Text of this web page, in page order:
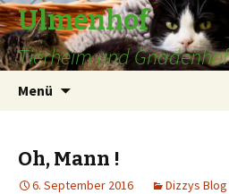
Ulmenhof
Tierheim und Gnadenhof
Menü
Oh, Mann !
6. September 2016 Dizzys Blog